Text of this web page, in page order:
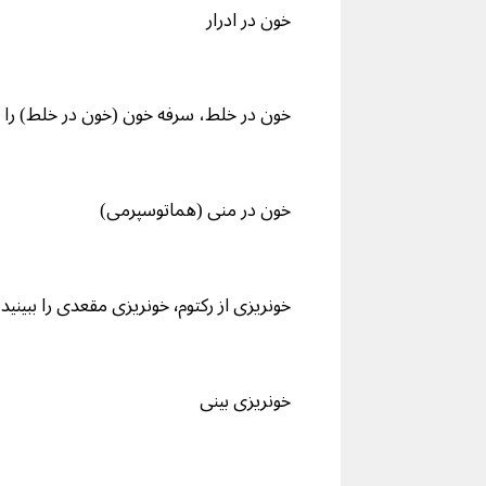
خون در ادرار
خون در خلط، سرفه خون (خون در خلط) را
خون در منی (هماتوسپرمی)
خونریزی از رکتوم٬ خونریزی مقعدی را ببینید
خونریزی بینی